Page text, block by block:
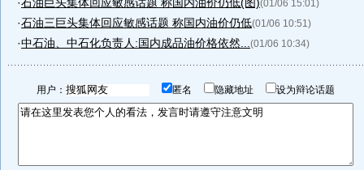
(01/06 15:01)
·石油三巨头集体回应敏感话题 称国内油价仍低(01/06 10:51)
·中石油、中石化负责人:国内成品油价格依然... (01/06 10:34)
用户： 匿名 隐藏地址 设为辩论话题